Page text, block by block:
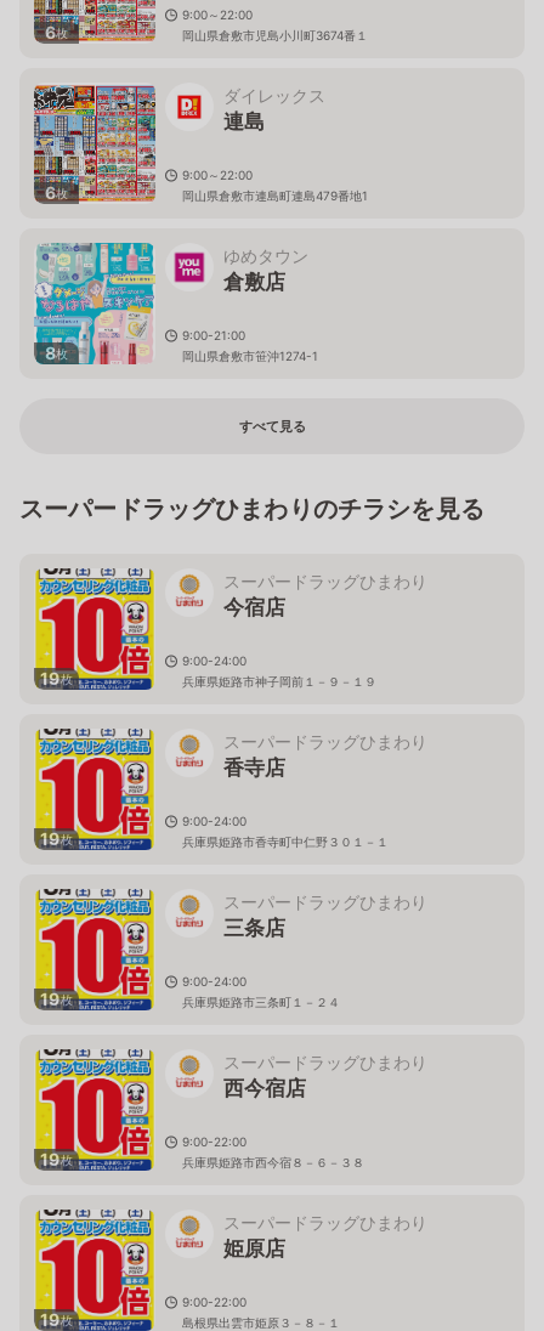
6枚
9:00～22:00
岡山県倉敷市児島小川町3674番１
6枚
ダイレックス
連島
9:00～22:00
岡山県倉敷市連島町連島479番地1
8枚
ゆめタウン
倉敷店
9:00-21:00
岡山県倉敷市笹沖1274-1
すべて見る
スーパードラッグひまわりのチラシを見る
19枚
スーパードラッグひまわり
今宿店
9:00-24:00
兵庫県姫路市神子岡前１－９－１９
19枚
スーパードラッグひまわり
香寺店
9:00-24:00
兵庫県姫路市香寺町中仁野３０１－１
19枚
スーパードラッグひまわり
三条店
9:00-24:00
兵庫県姫路市三条町１－２４
19枚
スーパードラッグひまわり
西今宿店
9:00-22:00
兵庫県姫路市西今宿８－６－３８
19枚
スーパードラッグひまわり
姫原店
9:00-22:00
島根県出雲市姫原３－８－１